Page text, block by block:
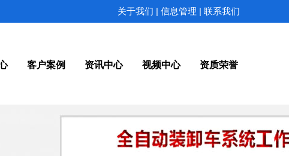
关于我们 | 信息管理 | 联系我们
客户案例 资讯中心 视频中心 资质荣誉